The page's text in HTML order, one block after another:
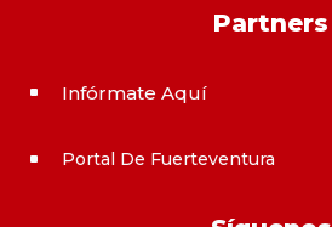
Partners
^ Infórmate Aquí
^ Portal De Fuerteventura